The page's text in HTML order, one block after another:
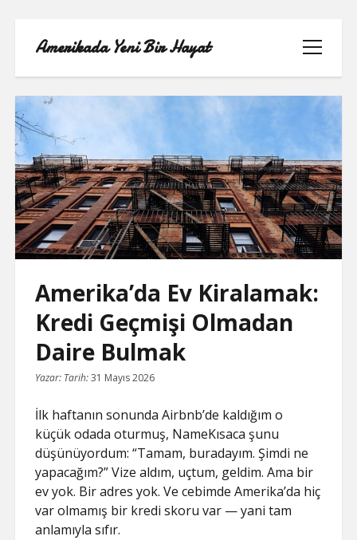
Amerikada Yeni Bir Hayat
menüyü
aç
Amerika’da Ev Kiralamak:
Kredi Geçmişi Olmadan
Daire Bulmak
Yazar: Tarih:31 Mayıs 2026
İlk haftanın sonunda Airbnb’de kaldığım o
küçük odada oturmuş, NameKısaca şunu
düşünüyordum: “Tamam, buradayım. Şimdi ne
yapacağım?” Vize aldım, uçtum, geldim. Ama bir
ev yok. Bir adres yok. Ve cebimde Amerika’da hiç
var olmamış bir kredi skoru var — yani tam
anlamıyla sıfır.